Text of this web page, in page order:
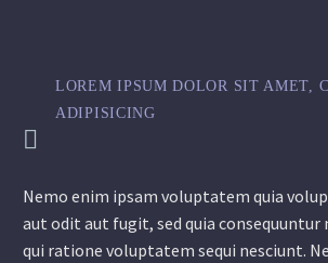
LOREM IPSUM DOLOR SIT AMET,
ADIPISICING
Nemo enim ipsam voluptatem quia
aut odit aut fugit, sed quia consequuntur
qui ratione voluptatem sequi nesciunt.